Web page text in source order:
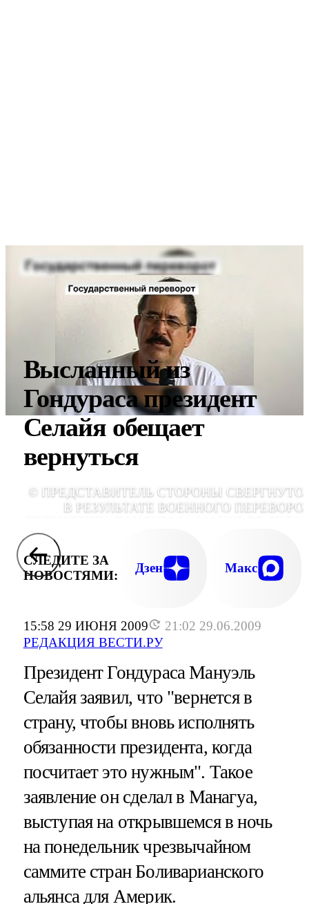
15:58 29 ИЮНЯ 2009
21:02 29.06.2009
РЕДАКЦИЯ ВЕСТИ.РУ
Высланный из
Гондураса президент
Селайя обещает
вернуться
© ПРЕДСТАВИТЕЛЬ СТОРОНЫ
В РЕЗУЛЬТАТЕ ВОЕННОГО
ЗАЯВИЛА ОБ ОКОНЧАНИИ
СЛЕДИТЕ ЗА
НОВОСТЯМИ:
Дзен Макс
Президент Гондураса Мануэль
Селайя заявил, что "вернется в
страну, чтобы вновь исполнять
обязанности президента, когда
посчитает это нужным". Такое
заявление он сделал в Манагуа,
выступая на открывшемся в ночь
на понедельник чрезвычайном
саммите стран Боливарианского
альянса для Америк.